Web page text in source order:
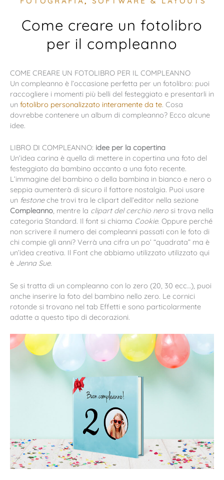
Come creare un fotolibro
per il compleanno
COME CREARE UN FOTOLIBRO PER IL COMPLEANNO
Un compleanno è l’occasione perfetta per un fotolibro: puoi
raccogliere i momenti più belli del festeggiato e presentarli in
un fotolibro personalizzato interamente da te. Cosa
dovrebbe contenere un album di compleanno? Ecco alcune
idee.
LIBRO DI COMPLEANNO: idee per la copertina
Un’idea carina è quella di mettere in copertina una foto del
festeggiato da bambino accanto a una foto recente.
L’immagine del bambino o della bambina in bianco e nero o
seppia aumenterà di sicuro il fattore nostalgia. Puoi usare
un festoneche trovi tra le clipart dell’editor nella sezione
Compleanno, mentre la clipart del cerchio nero si trova nella
categoria Standard. Il font si chiama Cookie. Oppure perché
non scrivere il numero dei compleanni passati con le foto di
chi compie gli anni? Verrà una cifra un po’ “quadrata” ma è
un’idea creativa. Il Font che abbiamo utilizzato utilizzato qui
è Jenna Sue.
Se si tratta di un compleanno con lo zero (20, 30 ecc…), puoi
anche inserire la foto del bambino nello zero. Le cornici
rotonde si trovano nel tab Effetti e sono particolarmente
adatte a questo tipo di decorazioni.